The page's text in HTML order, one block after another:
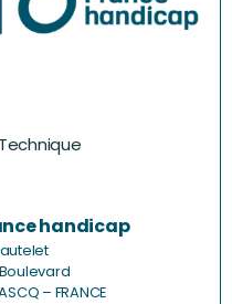
handicap
– FRANCE